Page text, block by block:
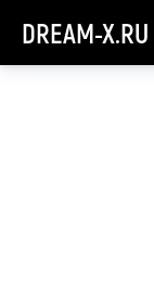
DREAM-X.RU